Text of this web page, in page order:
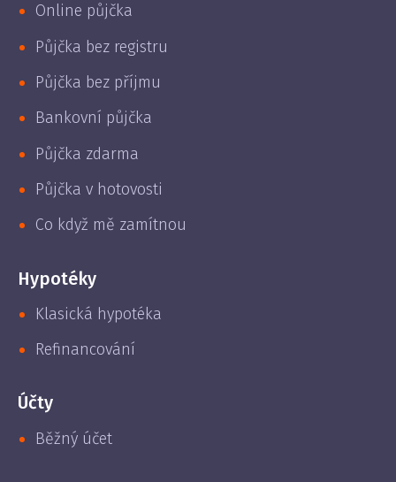
Online půjčka
Půjčka bez registru
Půjčka bez příjmu
Bankovní půjčka
Půjčka zdarma
Půjčka v hotovosti
Co když mě zamítnou
Hypotéky
Klasická hypotéka
Refinancování
Účty
Běžný účet